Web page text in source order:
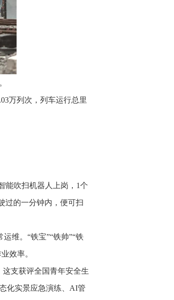
万列次，列车运行总里
能吹扫机器人上岗，1个
过的一分钟内，便可扫
维。“铁宝”“铁帅”“铁
效率。
支获评全国青年安全生
化实景应急演练、AI管